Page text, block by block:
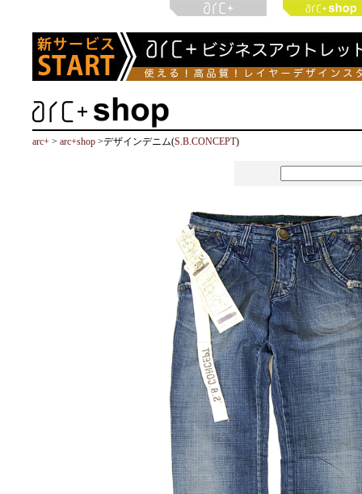
arc+ > arc+shop >デザインデニム(S.B.CONCEPT)